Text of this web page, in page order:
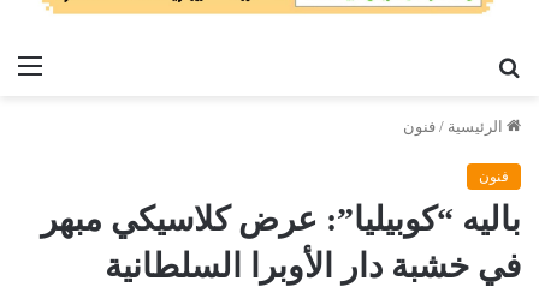
الرئيسية / فنون
فنون
باليه “كوبيليا”: عرض كلاسيكي مبهر
في خشبة دار الأوبرا السلطانية